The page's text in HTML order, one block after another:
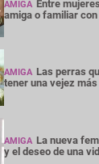
AMIGA Entre
amiga o familiar
AMIGA Las perras
tener una vejez
AMIGA La nueva
y el deseo de una